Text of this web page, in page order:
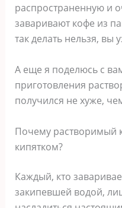
распространенную и
заваривают кофе из
так делать нельзя, вы
А еще я поделюсь с
приготовления
получился не хуже,
Почему растворимый
кипятком?
Каждый, кто
закипевшей водой,